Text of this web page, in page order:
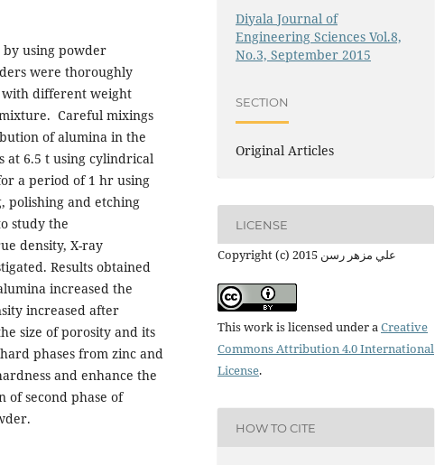
by using powder
were thoroughly
different weight
Careful mixings
of alumina in the
at 6.5 t using cylindrical
a period of 1 hr using
polishing and etching
study the
density, X-ray
Results obtained
increased the
increased after
size of porosity and its
phases from zinc and
and enhance the
of second phase of
Diyala Journal of
Engineering Sciences Vol.8,
No.3, September 2015
SECTION
Original Articles
LICENSE
Copyright (c) 2015 علي مزهر رسن
This work is licensed under aCreative
Commons Attribution 4.0 International
License.
HOW TO CITE